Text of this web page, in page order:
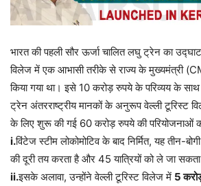
भारत की पहली सौर ऊर्जा चालित लघु ट्रेन का
विलेज में एक आभासी तरीके से राज्य के मुख्यमंत्री (CM)
किया गया था। इसे 10 करोड़ रुपये के परिव्यय के साथ
ट्रेन अंतरराष्ट्रीय मानकों के अनुरूप वेल्ली टूरिस्ट
के लिए शुरू की गई 60 करोड़ रुपये की परियोजनाओं
i.विंटेज स्टीम लोकोमोटिव के बाद निर्मित, यह तीन-
की दूरी तय करता है और 45 यात्रियों को ले जा
ii.इसके अलावा, उन्होंने वेल्ली टूरिस्ट विलेज में 5